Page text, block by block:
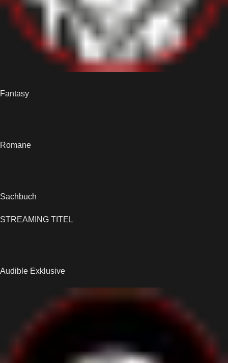
Fantasy
Romane
Sachbuch
STREAMING TITEL
Audible Exklusive